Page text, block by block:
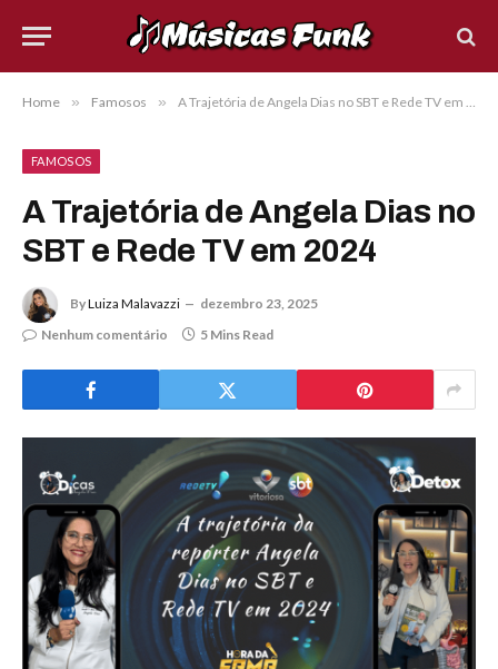
Home » Famosos » A Trajetória de Angela Dias no SBT e Rede TV em 2024
FAMOSOS
A Trajetória de Angela Dias no
SBT e Rede TV em 2024
ByLuiza Malavazzi
dezembro 23, 2025
Nenhum comentário
5 Mins Read